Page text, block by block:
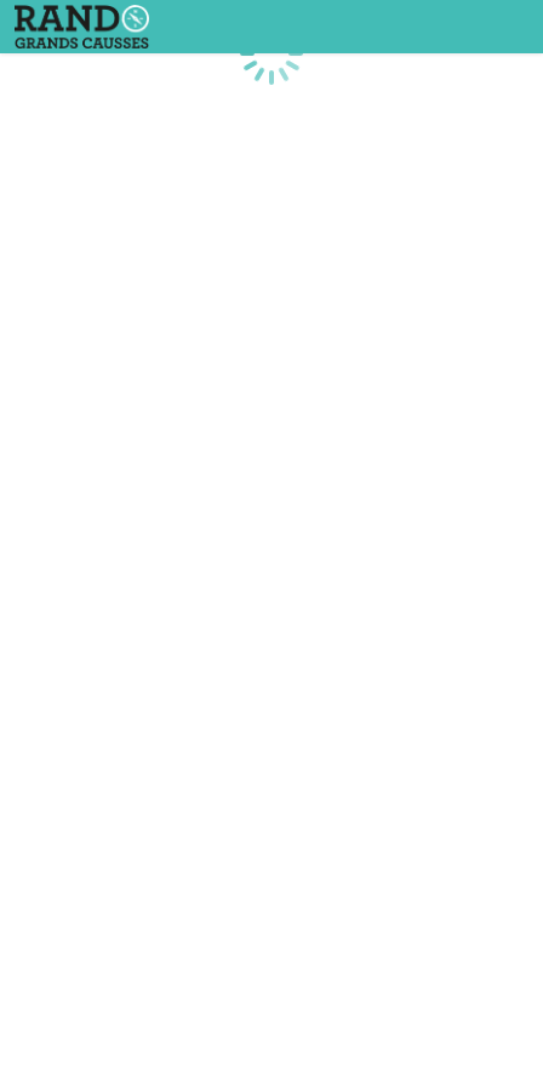
Chargement